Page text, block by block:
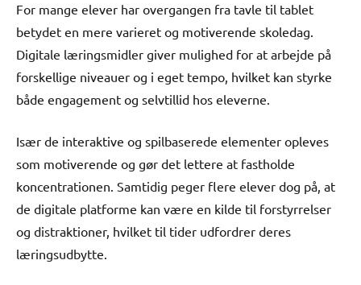
For mange elever har overgangen fra tavle til tablet
betydet en mere varieret og motiverende skoledag.
Digitale læringsmidler giver mulighed for at arbejde på
forskellige niveauer og i eget tempo, hvilket kan styrke
både engagement og selvtillid hos eleverne.
Især de interaktive og spilbaserede elementer opleves
som motiverende og gør det lettere at fastholde
koncentrationen. Samtidig peger flere elever dog på, at
de digitale platforme kan være en kilde til forstyrrelser
og distraktioner, hvilket til tider udfordrer deres
læringsudbytte.